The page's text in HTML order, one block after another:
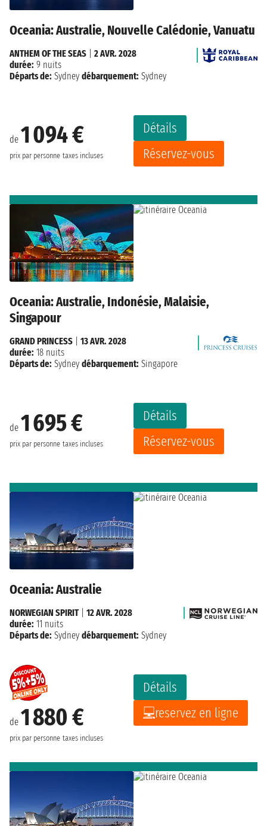
Oceania: Australie, Nouvelle Calédonie, Vanuatu
de 1 094 €
prix par personne taxes incluses
Détails
Réservez-vous
ANTHEM OF THE SEAS
2 AVR. 2028
durée: 9 nuits
Départs de: Sydney débarquement: Sydney
Oceania: Australie, Indonésie, Malaisie,
Singapour
de 1 695 €
prix par personne taxes incluses
Détails
Réservez-vous
GRAND PRINCESS
13 AVR. 2028
durée: 18 nuits
Départs de: Sydney débarquement: Singapore
Oceania: Australie
de 1 880 €
prix par personne taxes incluses
Détails
reservez en ligne
NORWEGIAN SPIRIT| 12 AVR. 2028
durée: 11 nuits
Départs de: Sydney débarquement: Sydney